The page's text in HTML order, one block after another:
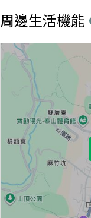
周邊生活機能